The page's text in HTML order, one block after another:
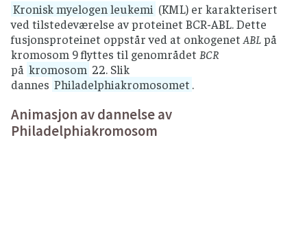
Kronisk myelogen leukemi (KML) er karakterisert
ved tilstedeværelse av proteinet BCR-ABL. Dette
fusjonsproteinet oppstår ved at onkogenet ABLpå
kromosom 9 flyttes til genområdet BCR
på kromosom 22. Slik
dannes Philadelphiakromosomet .
Animasjon av dannelse av
Philadelphiakromosom